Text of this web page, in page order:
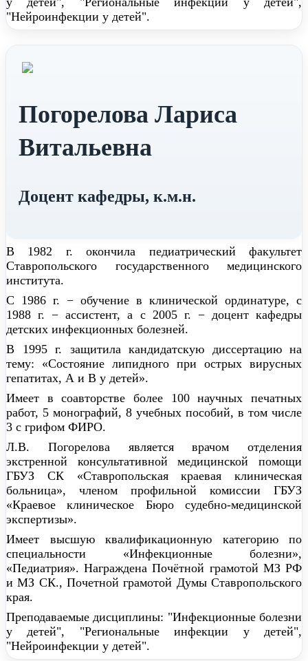
"Нейроинфекции у детей".
Погорелова Лариса
Витальевна
Доцент кафедры, к.м.н.
В 1982 г. окончила педиатрический факультет
Ставропольского государственного медицинского
института.
С 1986 г. − обучение в клинической ординатуре, с
1988 г. − ассистент, а с 2005 г. − доцент кафедры
детских инфекционных болезней.
В 1995 г. защитила кандидатскую диссертацию на
тему: «Состояние липидного при острых вирусных
гепатитах, А и В у детей».
Имеет в соавторстве более 100 научных печатных
работ, 5 монографий, 8 учебных пособий, в том числе
3 с грифом ФИРО.
Л.В. Погорелова является врачом отделения
экстренной консультативной медицинской помощи
ГБУЗ СК «Ставропольская краевая клиническая
больница», членом профильной комиссии ГБУЗ
«Краевое клиническое Бюро судебно-медицинской
экспертизы».
Имеет высшую квалификационную категорию по
специальности «Инфекционные болезни»,
«Педиатрия». Награждена Почётной грамотой МЗ РФ
и МЗ СК., Почетной грамотой Думы Ставропольского
края.
Преподаваемые дисциплины: "Инфекционные болезни
у детей", "Региональные инфекции у детей",
"Нейроинфекции у детей".